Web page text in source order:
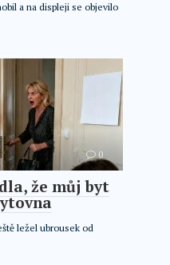
a na displeji se objevilo
0
že můj byt
ležel ubrousek od